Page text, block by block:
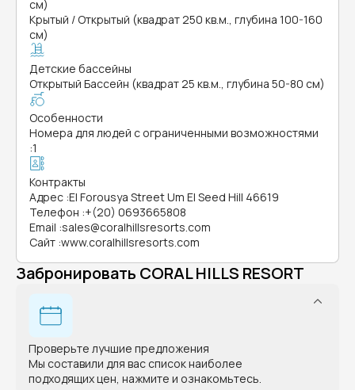
см)
Крытый / Открытый (квадрат 250 кв.м., глубина 100-160
см)
Детские бассейны
Открытый Бассейн (квадрат 25 кв.м., глубина 50-80 см)
Особенности
Номера для людей с ограниченными возможностями
:1
Контракты
Адрес :El Forousya Street Um El Seed Hill 46619
Телефон :+(20) 0693665808
Email :sales@coralhillsresorts.com
Сайт :www.coralhillsresorts.com
Забронировать CORAL HILLS RESORT
Проверьте лучшие предложения
Мы составили для вас список наиболее
подходящих цен, нажмите и ознакомьтесь.